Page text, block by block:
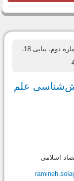
معرفت اقتصاداسلامی، سال 1397، جلد نهم، شماره دوم، پیاپی 18،
علم
اسلامي